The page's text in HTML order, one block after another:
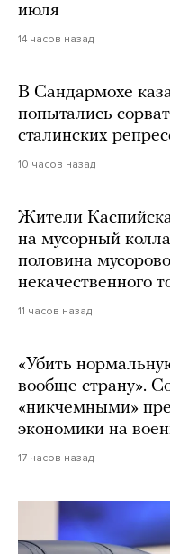
июля
14 часов назад
В Сандармохе
попытались
сталинских
10 часов назад
Жители
на мусорный
половина
некачественного
11 часов назад
«Убить
вообще страну».
«никчемными»
экономики на
17 часов назад